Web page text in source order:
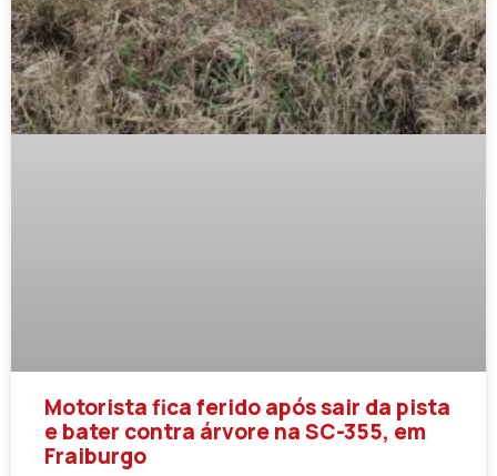
Motorista fica ferido após sair da pista
e bater contra árvore na SC-355, em
Fraiburgo